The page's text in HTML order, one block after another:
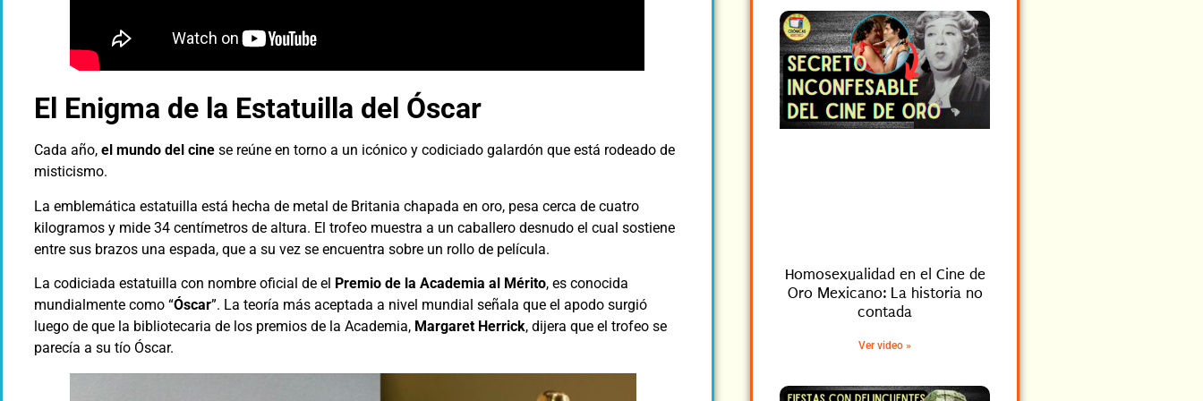
El Enigma de la Estatuilla del Óscar
Cada año, el mundo del cine se reúne en torno a un icónico y codiciado galardón que está rodeado de
misticismo.
La emblemática estatuilla está hecha de metal de Britania chapada en oro, pesa cerca de cuatro
kilogramos y mide 34 centímetros de altura. El trofeo muestra a un caballero desnudo el cual sostiene
entre sus brazos una espada, que a su vez se encuentra sobre un rollo de película.
La codiciada estatuilla con nombre oficial de el Premio de la Academia al Mérito, es conocida
mundialmente como “Óscar”. La teoría más aceptada a nivel mundial señala que el apodo surgió
luego de que la bibliotecaria de los premios de la Academia, Margaret Herrick, dijera que el trofeo se
parecía a su tío Óscar.
Homosexualidad en el Cine de
Oro Mexicano: La historia no
contada
Ver video »